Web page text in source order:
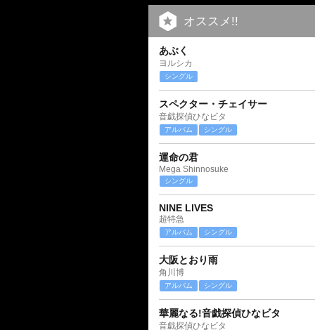
オススメ!!
あぶく
ヨルシカ
シングル
スペクター・チェイサー
音戯探偵ひなビタ
アルバム シングル
運命の君
Mega Shinnosuke
シングル
NINE LIVES
超特急
アルバム シングル
大阪とおり雨
角川博
アルバム シングル
華麗なる!音戯探偵ひなビタ
音戯探偵ひなビタ